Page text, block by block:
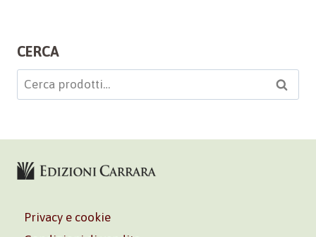
CERCA
Cerca: Cerca
Privacy e cookie